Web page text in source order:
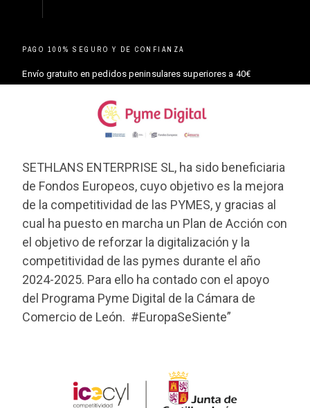
PAGO 100% SEGURO Y DE CONFIANZA
Envío gratuito en pedidos peninsulares superiores a 40€
SETHLANS ENTERPRISE SL, ha sido beneficiaria
de Fondos Europeos, cuyo objetivo es la mejora
de la competitividad de las PYMES, y gracias al
cual ha puesto en marcha un Plan de Acción con
el objetivo de reforzar la digitalización y la
competitividad de las pymes durante el año
2024-2025. Para ello ha contado con el apoyo
del Programa Pyme Digital de la Cámara de
Comercio de León. #EuropaSeSiente”